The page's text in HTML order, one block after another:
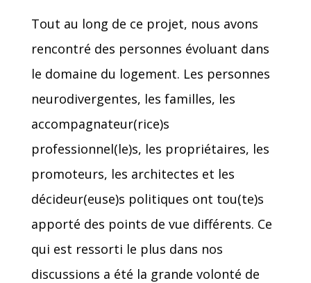
Tout au long de ce projet, nous avons
rencontré des personnes évoluant dans
le domaine du logement. Les personnes
neurodivergentes, les familles, les
accompagnateur(rice)s
professionnel(le)s, les propriétaires, les
promoteurs, les architectes et les
décideur(euse)s politiques ont tou(te)s
apporté des points de vue différents. Ce
qui est ressorti le plus dans nos
discussions a été la grande volonté de